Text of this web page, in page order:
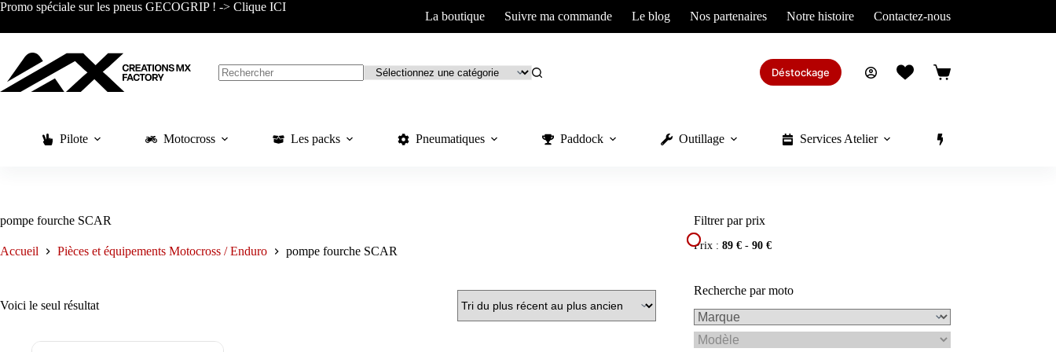
Passer
contenu
Promo spéciale sur les pneus GECOGRIP ! -> Clique ICI
La boutique Suivre ma commande Le blog Nos partenaires Notre histoire Contactez-nous
Déstockage
Panier
Pilote Motocross Les packs Pneumatiques Paddock Outillage Services Atelier
pompe fourche SCAR
Accueil Pièces et équipements Motocross / Enduro pompe fourche SCAR
Voici le seul résultat
Filtrer par prix
Prix :89 € -90 €
Recherche par moto